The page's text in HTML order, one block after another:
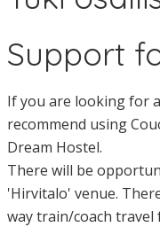
Support
If you are looking for
recommend using
Dream Hostel.
There will be
'Hirvitalo' venue.
way train/coach